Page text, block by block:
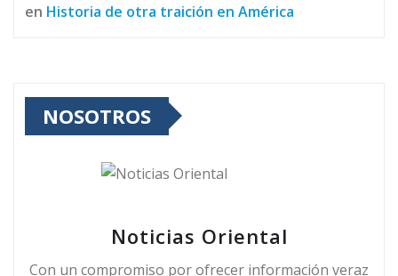
en Historia de otra traición en América
NOSOTROS
Noticias Oriental
Con un compromiso por ofrecer información veraz